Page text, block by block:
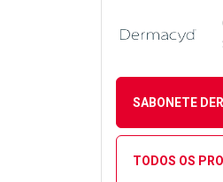
SABONETE
TODOS OS